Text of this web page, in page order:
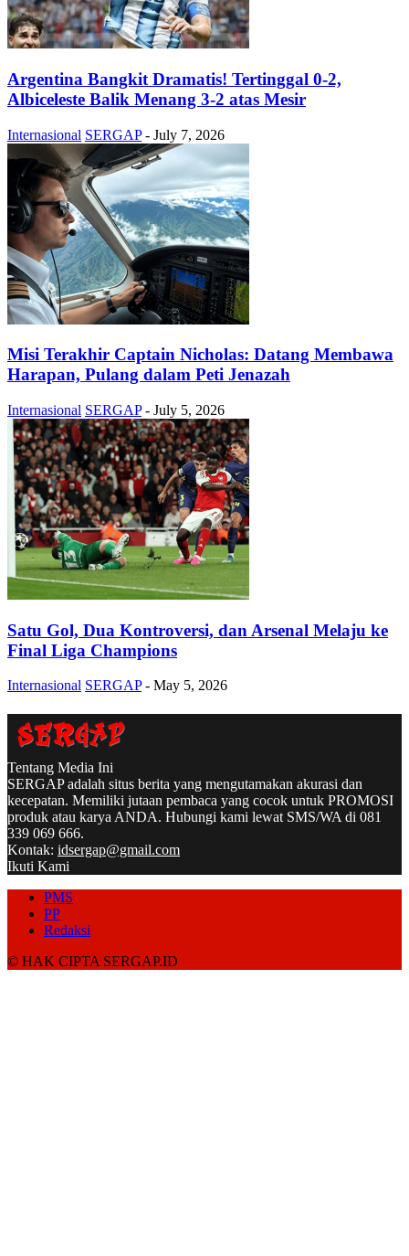
Argentina Bangkit Dramatis! Tertinggal 0-2,
Albiceleste Balik Menang 3-2 atas Mesir
Internasional SERGAP - July 7, 2026
Misi Terakhir Captain Nicholas: Datang Membawa
Harapan, Pulang dalam Peti Jenazah
Internasional SERGAP - July 5, 2026
Satu Gol, Dua Kontroversi, dan Arsenal Melaju ke
Final Liga Champions
Internasional SERGAP - May 5, 2026
Tentang Media Ini
SERGAP adalah situs berita yang mengutamakan akurasi dan
kecepatan. Memiliki jutaan pembaca yang cocok untuk PROMOSI
produk atau karya ANDA. Hubungi kami lewat SMS/WA di 081
339 069 666.
Kontak: idsergap@gmail.com
Ikuti Kami
PMS
PP
Redaksi
© HAK CIPTA SERGAP.ID